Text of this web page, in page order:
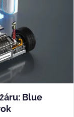
Blue